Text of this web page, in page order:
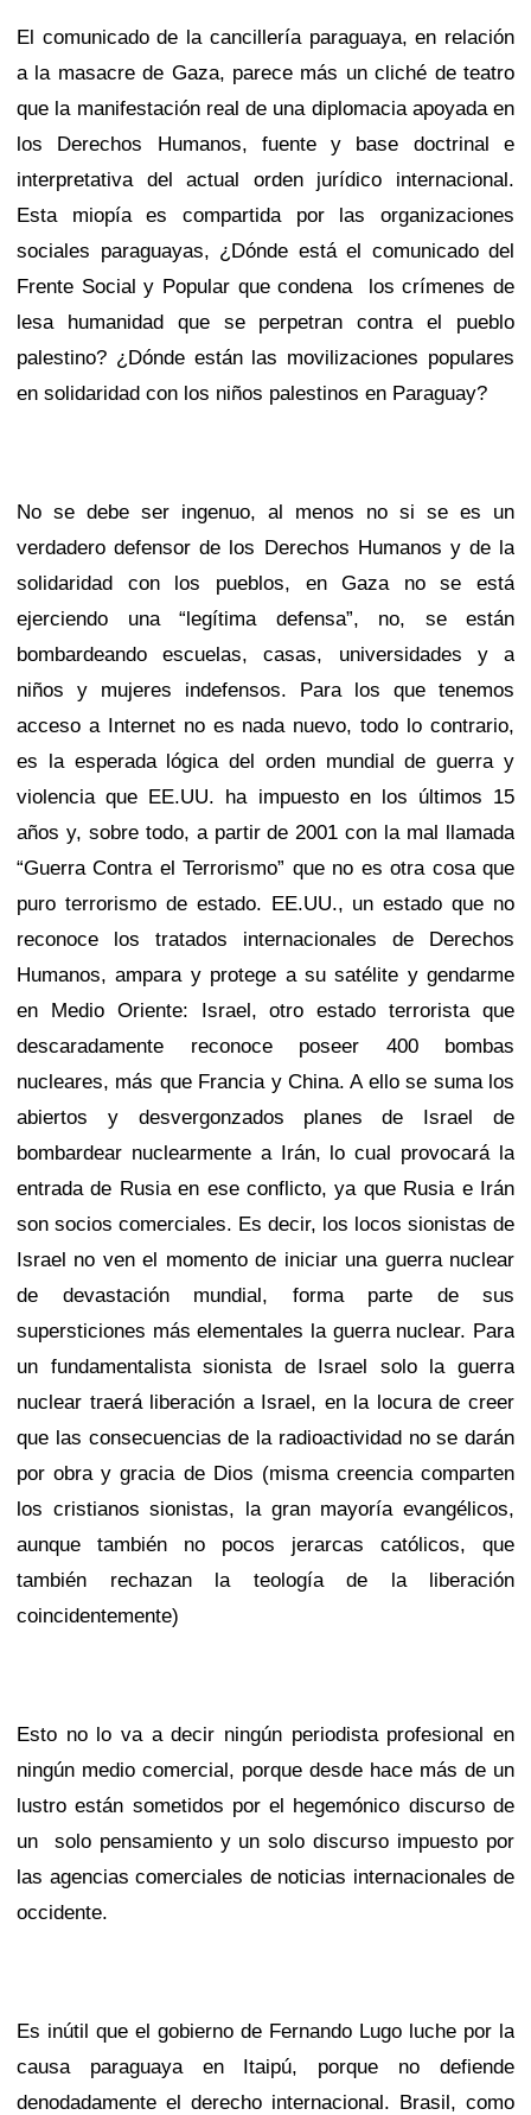
El comunicado de la cancillería paraguaya, en relación
a la masacre de Gaza, parece más un cliché de teatro
que la manifestación real de una diplomacia apoyada en
los Derechos Humanos, fuente y base doctrinal e
interpretativa del actual orden jurídico internacional.
Esta miopía es compartida por las organizaciones
sociales paraguayas, ¿Dónde está el comunicado del
Frente Social y Popular que condena
los crímenes de
lesa humanidad que se perpetran contra el pueblo
palestino? ¿Dónde están las movilizaciones populares
en solidaridad con los niños palestinos en Paraguay?
No se debe ser ingenuo, al menos no si se es un
verdadero defensor de los Derechos Humanos y de la
solidaridad con los pueblos, en Gaza no se está
ejerciendo una “legítima defensa”, no, se están
bombardeando escuelas, casas, universidades y a
niños y mujeres indefensos. Para los que tenemos
acceso a Internet no es nada nuevo, todo lo contrario,
es la esperada lógica del orden mundial de guerra y
violencia que EE.UU. ha impuesto en los últimos 15
años y, sobre todo, a partir de 2001 con la mal llamada
“Guerra Contra el Terrorismo” que no es otra cosa que
puro terrorismo de estado. EE.UU., un estado que no
reconoce los tratados internacionales de Derechos
Humanos, ampara y protege a su satélite y gendarme
en Medio Oriente: Israel, otro estado terrorista que
descaradamente reconoce poseer 400 bombas
nucleares, más que Francia y China. A ello se suma los
abiertos y desvergonzados planes de Israel de
bombardear nuclearmente a Irán, lo cual provocará la
entrada de Rusia en ese conflicto, ya que Rusia e Irán
son socios comerciales. Es decir, los locos sionistas de
Israel no ven el momento de iniciar una guerra nuclear
de devastación mundial, forma parte de sus
supersticiones más elementales la guerra nuclear. Para
un fundamentalista sionista de Israel solo la guerra
nuclear traerá liberación a Israel, en la locura de creer
que las consecuencias de la radioactividad no se darán
por obra y gracia de Dios (misma creencia comparten
los cristianos sionistas, la gran mayoría evangélicos,
aunque también no pocos jerarcas católicos, que
también rechazan la teología de la liberación
coincidentemente)
Esto no lo va a decir ningún periodista profesional en
ningún medio comercial, porque desde hace más de un
lustro están sometidos por el hegemónico discurso de
un
solo pensamiento y un solo discurso impuesto por
las agencias comerciales de noticias internacionales de
occidente.
Es inútil que el gobierno de Fernando Lugo luche por la
causa paraguaya en Itaipú, porque no defiende
denodadamente el derecho internacional. Brasil, como